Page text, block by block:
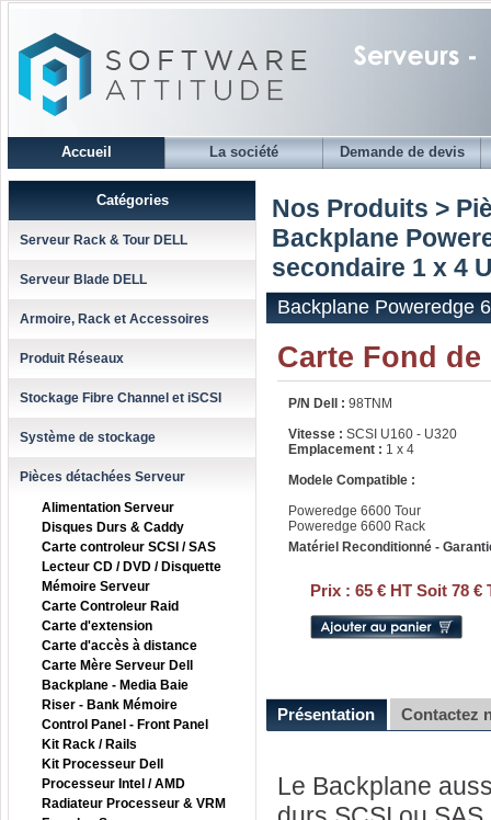
Accueil La société Demande de devis
Catégories
Serveur Rack & Tour DELL
Serveur Blade DELL
Armoire, Rack et Accessoires
Produit Réseaux
Stockage Fibre Channel et iSCSI
Système de stockage
Pièces détachées Serveur
Alimentation Serveur
Disques Durs & Caddy
Carte controleur SCSI / SAS
Lecteur CD / DVD / Disquette
Mémoire Serveur
Carte Controleur Raid
Carte d'extension
Carte d'accès à distance
Carte Mère Serveur Dell
Backplane - Media Baie
Riser - Bank Mémoire
Control Panel - Front Panel
Kit Rack / Rails
Kit Processeur Dell
Processeur Intel / AMD
Radiateur Processeur & VRM
Nos Produits >
Backplane
secondaire 1 x 4
Backplane Poweredge
Carte Fond de
P/N Dell : 98TNM
Vitesse : SCSI U160 - U320
Emplacement : 1 x 4
Modele Compatible :
Poweredge 6600 Tour
Poweredge 6600 Rack
Matériel Reconditionné -
Prix : 65 € HT Soit 78 €
Présentation Contactez
Le Backplane